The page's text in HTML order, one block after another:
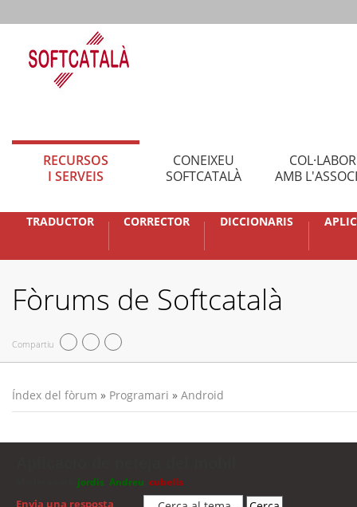
RECURSOS
I SERVEIS
CONEIXEU
SOFTCATALÀ
AMB
TRADUCTOR CORRECTOR DICCIONARIS
Fòrums de Softcatalà
Compartiu
Índex del fòrum » Programari » Android
jordis Andreu cubells
Envia una resposta